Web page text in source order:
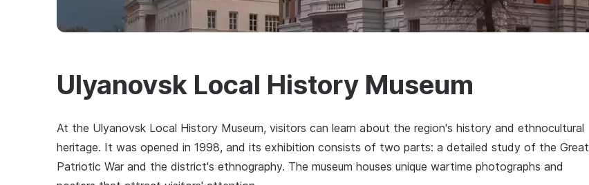
Ulyanovsk Local History Museum
At the Ulyanovsk Local History Museum, visitors can learn about the region's history and ethnocultural
heritage. It was opened in 1998, and its exhibition consists of two parts: a detailed study of the Great
Patriotic War and the district's ethnography. The museum houses unique wartime photographs and